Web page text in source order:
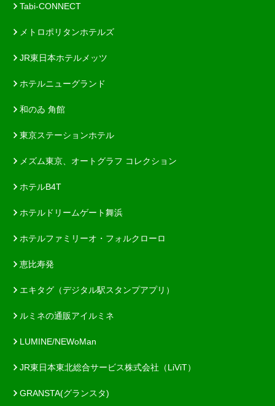
Tabi-CONNECT
メトロポリタンホテルズ
JR東日本ホテルメッツ
ホテルニューグランド
和のゐ 角館
東京ステーションホテル
メズム東京、オートグラフ コレクション
ホテルB4T
ホテルドリームゲート舞浜
ホテルファミリーオ・フォルクローロ
恵比寿発
エキタグ（デジタル駅スタンプアプリ）
ルミネの通販アイルミネ
LUMINE/NEWoMan
JR東日本東北総合サービス株式会社（LiViT）
GRANSTA(グランスタ)